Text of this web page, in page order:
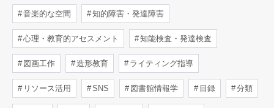
音楽的な空間 知的障害・発達障害
心理・教育的アセスメント 知能検査・発達検査
図画工作 造形教育 ライティング指導
リソース活用 SNS 図書館情報学 目録 分類